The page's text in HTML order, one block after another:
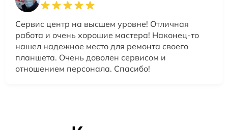
Сервис центр на высшем уровне! Отличная
работа и очень хорошие мастера! Наконец-то
нашел надежное место для ремонта своего
планшета. Очень доволен сервисом и
отношением персонала. Спасибо!